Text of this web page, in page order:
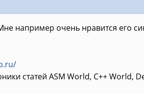
например очень нравится его
статей ASM World, C++ World,